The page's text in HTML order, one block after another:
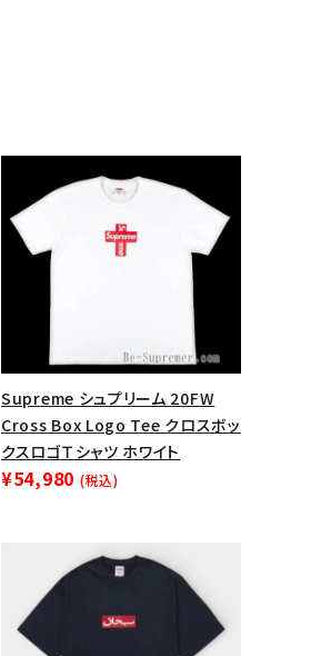
Supreme シュプリーム 20FW
Cross Box Logo Tee クロスボッ
クスロゴＴシャツ ホワイト
¥54,980 (税込)